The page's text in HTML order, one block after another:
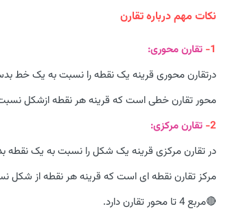
نکات مهم درباره تقارن
1- تقارن محوری:
درتقارن محوری قرینه یک نقطه را نسبت به یک خط
محور تقارن خطی است که قرینه هر نقطه ازشکل
2- تقارن مرکزی:
در تقارن مرکزی قرینه یک شکل را نسبت به یک
مرکز تقارن نقطه ای است که قرینه هر نقطه از
🔴مربع 4 تا محور تقارن دارد.